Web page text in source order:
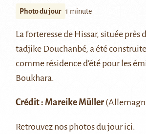
Photo du jour 1 minute
La forteresse de Hissar, située près
tadjike Douchanbé, a été construite
comme résidence d’été pour les
Boukhara.
Crédit : Mareike Müller
Retrouvez nos photos du jourici.